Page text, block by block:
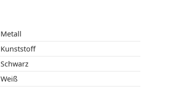
Metall
Kunststoff
Schwarz
Weiß